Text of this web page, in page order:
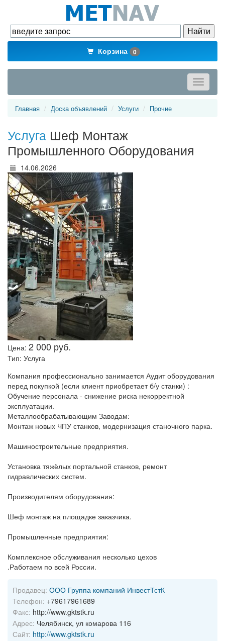
Корзина 0
Toggle
Главная Доска объявлений Услуги Прочие
Услуга Шеф Монтаж
Промышленного Оборудования
14.06.2026
Цена: 2 000 руб.
Тип: Услуга
Компания профессионально занимается Аудит оборудования
перед покупкой (если клиент приобретает б/у станки) :
Обучение персонала - снижение риска некорректной
эксплуатации.
Металлообрабатывающим Заводам:
Монтаж новых ЧПУ станков, модернизация станочного парка.
Машиностроительные предприятия.
Установка тяжёлых портальной станков, ремонт
гидравлических систем.
Производителям оборудования:
Шеф монтаж на площадке заказчика.
Промышленные предприятия:
Комплексное обслуживания несколько цехов
.Работаем по всей России.
Продавец: ООО Группа компаний ИнвестТстК
Телефон: +79617961689
Факс: http://www.gktstk.ru
Адрес: Челябинск, ул комарова 116
Сайт: http://www.gktstk.ru